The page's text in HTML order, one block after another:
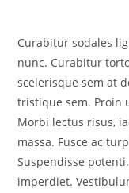
Curabitur sodales
nunc. Curabitur
scelerisque sem at
tristique sem. Proin
Morbi lectus risus,
massa. Fusce ac
Suspendisse
imperdiet.